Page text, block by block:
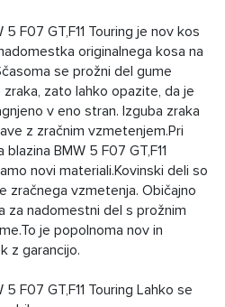
F07 GT,F11 Touring je nov kos
originalnega kosa na
se prožni del gume
zato lahko opazite, da je
v eno stran. Izguba zraka
z zračnim vzmetenjem.Pri
BMW 5 F07 GT,F11
novi materiali.Kovinski deli so
zračnega vzmetenja. Običajno
za nadomestni del s prožnim
je popolnoma nov in
z garancijo.
F07 GT,F11 Touring Lahko se